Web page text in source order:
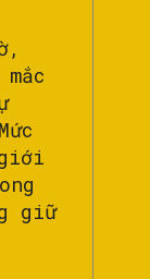
giữ